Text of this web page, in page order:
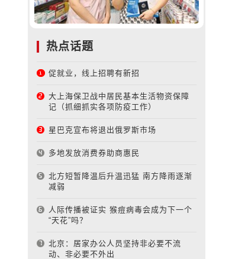
热点话题
促就业，线上招聘有新招
大上海保卫战中居民基本生活物资保障
记（抓细抓实各项防疫工作）
星巴克宣布将退出俄罗斯市场
多地发放消费券助商惠民
北方短暂降温后升温迅猛 南方降雨逐渐
减弱
人际传播被证实 猴痘病毒会成为下一个
“天花”吗？
北京：居家办公人员坚持非必要不流
动、非必要不外出